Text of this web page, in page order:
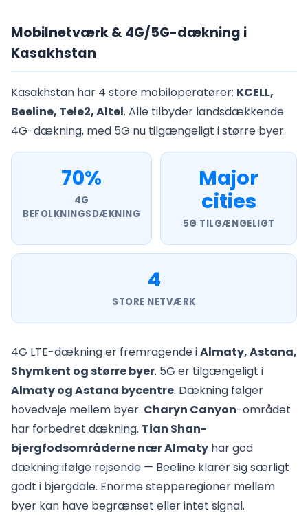
Mobilnetværk & 4G/5G-dækning i
Kasakhstan
Kasakhstan har 4 store mobiloperatører: KCELL,
Beeline, Tele2, Altel. Alle tilbyder landsdækkende
4G-dækning, med 5G nu tilgængeligt i større byer.
70%
4G
BEFOLKNINGSDÆKNING
Major
cities
5G TILGÆNGELIGT
4
STORE NETVÆRK
4G LTE-dækning er fremragende iAlmaty, Astana,
Shymkent og større byer. 5G er tilgængeligt i
Almaty og Astana bycentre. Dækning følger
hovedveje mellem byer. Charyn Canyon-området
har forbedret dækning. Tian Shan-
bjergfodsområderne nær Almaty har god
dækning ifølge rejsende — Beeline klarer sig særligt
godt i bjergdale. Enorme stepperegioner mellem
byer kan have begrænset eller intet signal.